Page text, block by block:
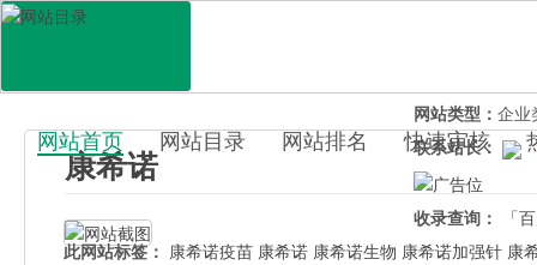
百科目录
网站首页 网站目录 网站排名 快速审核
康希诺
网站类型： 企业
联系站长：
收录查询：
「
此网站标签： 康希诺疫苗 康希诺 康希诺生物 康希诺加强针 康